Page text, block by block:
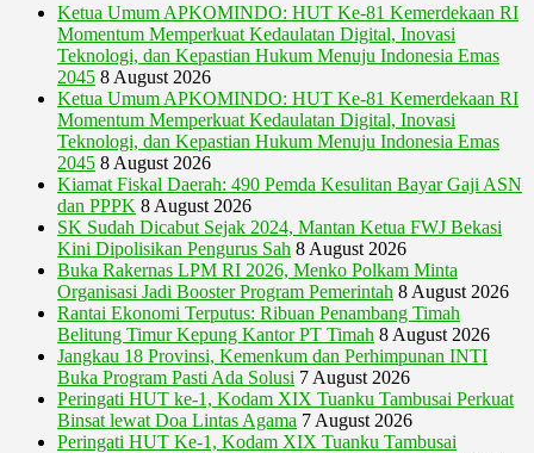
Ketua Umum APKOMINDO: HUT Ke-81 Kemerdekaan RI
Momentum Memperkuat Kedaulatan Digital, Inovasi
Teknologi, dan Kepastian Hukum Menuju Indonesia Emas
2045 8 August 2026
Ketua Umum APKOMINDO: HUT Ke-81 Kemerdekaan RI
Momentum Memperkuat Kedaulatan Digital, Inovasi
Teknologi, dan Kepastian Hukum Menuju Indonesia Emas
2045 8 August 2026
Kiamat Fiskal Daerah: 490 Pemda Kesulitan Bayar Gaji ASN
dan PPPK 8 August 2026
SK Sudah Dicabut Sejak 2024, Mantan Ketua FWJ Bekasi
Kini Dipolisikan Pengurus Sah 8 August 2026
Buka Rakernas LPM RI 2026, Menko Polkam Minta
Organisasi Jadi Booster Program Pemerintah 8 August 2026
Rantai Ekonomi Terputus: Ribuan Penambang Timah
Belitung Timur Kepung Kantor PT Timah 8 August 2026
Jangkau 18 Provinsi, Kemenkum dan Perhimpunan INTI
Buka Program Pasti Ada Solusi 7 August 2026
Peringati HUT ke-1, Kodam XIX Tuanku Tambusai Perkuat
Binsat lewat Doa Lintas Agama 7 August 2026
Peringati HUT Ke-1, Kodam XIX Tuanku Tambusai